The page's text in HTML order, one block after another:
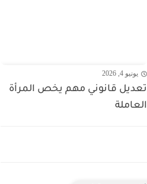
يونيو 4, 2026
تعديل قانوني مهم يخص المرأة
العاملة